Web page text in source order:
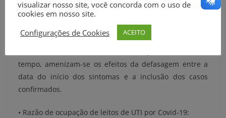
O indicador de Estágio da Evolução passa a considerar
todos os casos ativos na semana de referência em
relação aos recuperados nos 50 dias anteriores ao
tempo, amenizam-se os efeitos da defasagem entre a
data do início dos sintomas e a inclusão dos casos
confirmados.
• Razão de ocupação de leitos de UTI por Covid-19:
visualizar nosso site, você concorda com o uso de
cookies em nosso site.
Configurações de Cookies
ACEITO